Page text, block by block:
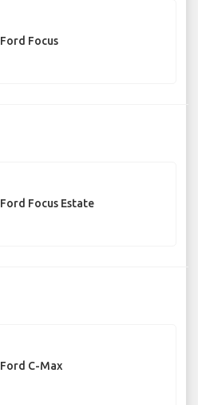
Ford Focus
Ford Focus Estate
Ford C-Max